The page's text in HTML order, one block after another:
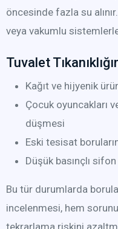
öncesinde fazla su
veya vakumlu sistemlerle
Tuvalet
Kağıt ve hijyenik
Çocuk oyuncakları
düşmesi
Eski tesisat
Düşük basınçlı
Bu tür durumlarda
incelenmesi, hem
tekrarlama riskini